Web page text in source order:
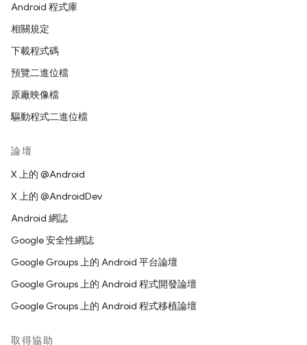
Android 程式庫
相關規定
下載程式碼
預覽二進位檔
原廠映像檔
驅動程式二進位檔
論壇
X 上的 @Android
X 上的 @AndroidDev
Android 網誌
Google 安全性網誌
Google Groups 上的 Android 平台論壇
Google Groups 上的 Android 程式開發論壇
Google Groups 上的 Android 程式移植論壇
取得協助